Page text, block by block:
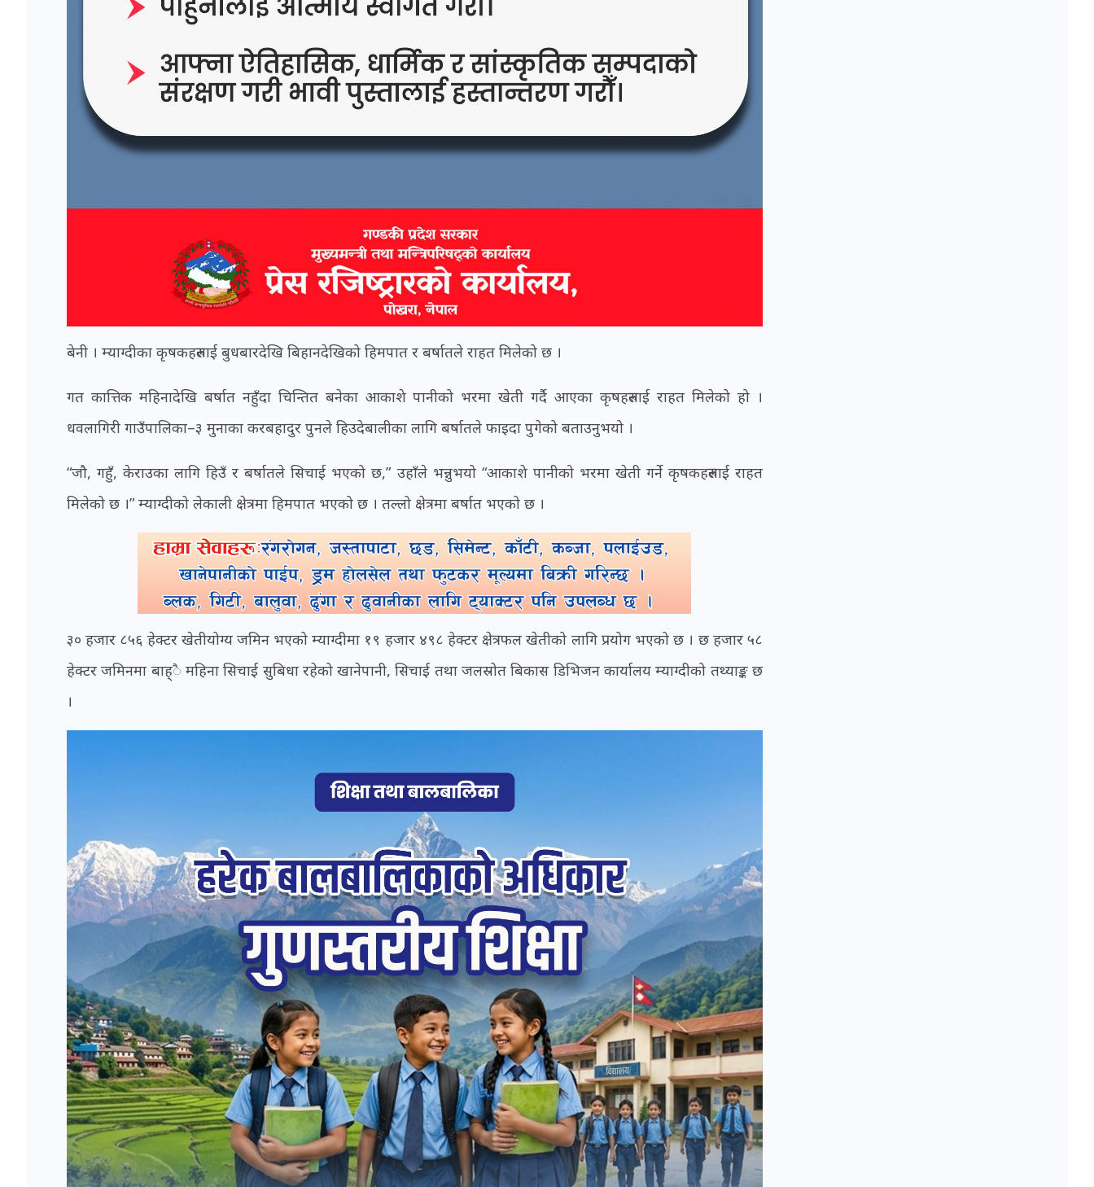
बेनी । म्याग्दीका कृषकहरुलाई बुधबारदेखि बिहानदेखिको हिमपात र बर्षातले राहत मिलेको छ ।
गत कात्तिक महिनादेखि बर्षात नहुँदा चिन्तित बनेका आकाशे पानीको भरमा खेती गर्दै आएका कृषहरुलाई राहत मिलेको हो ।
धवलागिरी गाउँपालिका–३ मुनाका करबहादुर पुनले हिउदेबालीका लागि बर्षातले फाइदा पुगेको बताउनुभयो ।
“जौ, गहुँ, केराउका लागि हिउँ र बर्षातले सिचाई भएको छ,” उहाँले भन्नुभयो “आकाशे पानीको भरमा खेती गर्ने कृषकहरुलाई राहत
मिलेको छ ।” म्याग्दीको लेकाली क्षेत्रमा हिमपात भएको छ । तल्लो क्षेत्रमा बर्षात भएको छ ।
३० हजार ८५६ हेक्टर खेतीयोग्य जमिन भएको म्याग्दीमा १९ हजार ४९८ हेक्टर क्षेत्रफल खेतीको लागि प्रयोग भएको छ । छ हजार ५८
हेक्टर जमिनमा बाह्ै महिना सिचाई सुबिधा रहेको खानेपानी, सिचाई तथा जलस्रोत बिकास डिभिजन कार्यालय म्याग्दीको तथ्याङ्क छ
।